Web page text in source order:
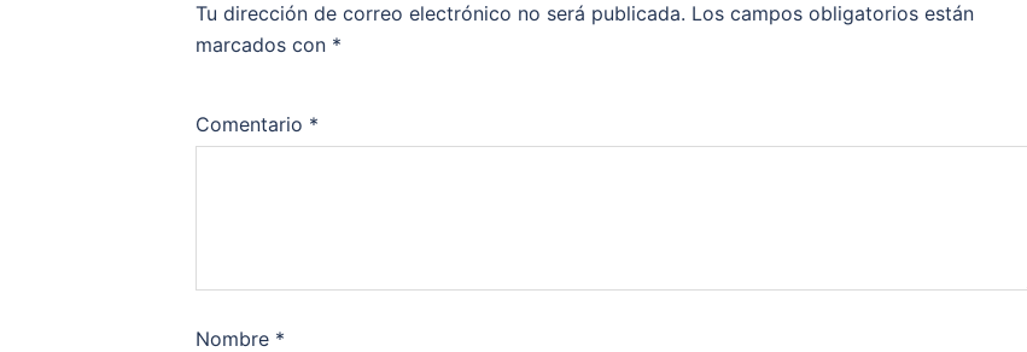
Tu dirección de correo electrónico no será publicada. Los campos obligatorios están
marcados con *
Comentario *
Nombre *